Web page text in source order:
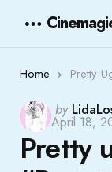
Home Pretty
Posted
by
by
April 18,
Pretty